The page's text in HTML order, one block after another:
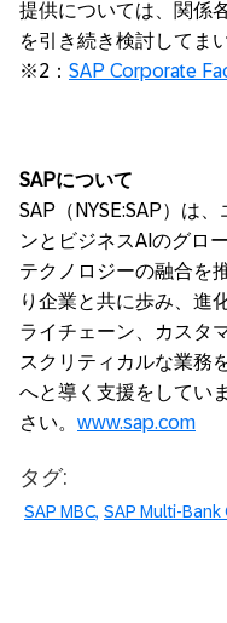
提供については、関係
を引き続き検討してま
※2： SAP Corporate
SAPについて
SAP（NYSE:SAP）は
ンとビジネスAIのグロ
テクノロジーの融合を
り企業と共に歩み、進
ライチェーン、カスタ
スクリティカルな業務
へと導く支援をしてい
さい。 www.sap.com
タグ:
SAP MBC SAP Multi-